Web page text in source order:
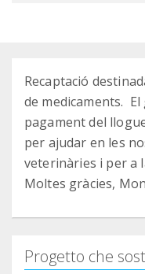
Recaptació
de medicaments.
pagament del
per ajudar en les
veterinàries i per a
Moltes gràcies,
Progetto che